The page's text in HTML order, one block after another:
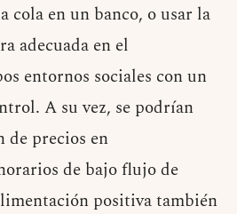
cola en un banco, o usar la
adecuada en el
entornos sociales con un
A su vez, se podrían
de precios en
de bajo flujo de
positiva también